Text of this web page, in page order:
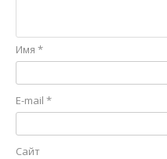
Имя *
E-mail *
Сайт